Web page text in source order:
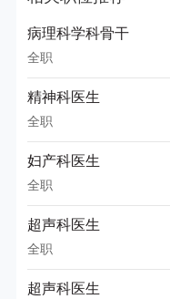
病理科学科骨干
全职
精神科医生
全职
妇产科医生
全职
超声科医生
全职
超声科医生